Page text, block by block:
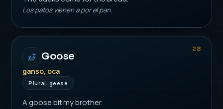
Los patos vienen a por el pan.
28
Goose
ganso, oca
Plural: geese
A goose bit my brother.